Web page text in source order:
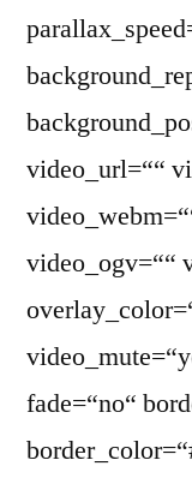
video_url=““
video_ogv=““
fade=“no“